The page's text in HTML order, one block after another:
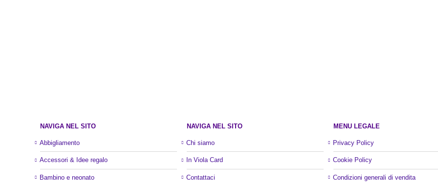
NAVIGA NEL SITO
Abbigliamento
Accessori & Idee regalo
Bambino e neonato
NAVIGA NEL SITO
Chi siamo
In Viola Card
Contattaci
MENU LEGALE
Privacy Policy
Cookie Policy
Condizioni generali di vendita